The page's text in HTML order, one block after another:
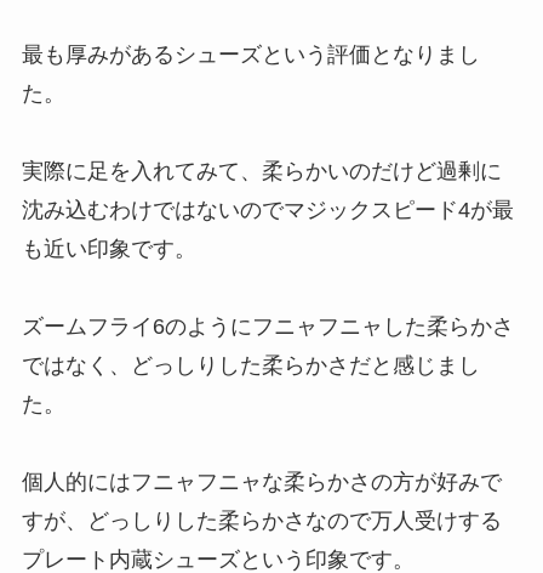
最も厚みがあるシューズという評価となりまし
た。
実際に足を入れてみて、柔らかいのだけど過剰に
沈み込むわけではないのでマジックスピード4が最
も近い印象です。
ズームフライ6のようにフニャフニャした柔らかさ
ではなく、どっしりした柔らかさだと感じまし
た。
個人的にはフニャフニャな柔らかさの方が好みで
すが、どっしりした柔らかさなので万人受けする
プレート内蔵シューズという印象です。